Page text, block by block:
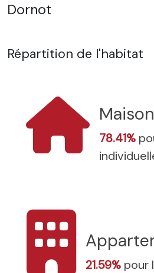
Dornot
Répartition de l'habitat
78.41%
21.59% pour